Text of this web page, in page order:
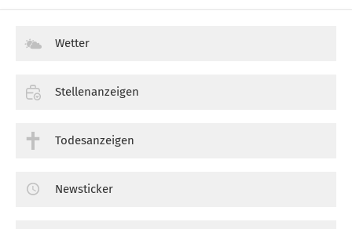
Wetter
Stellenanzeigen
Todesanzeigen
Newsticker